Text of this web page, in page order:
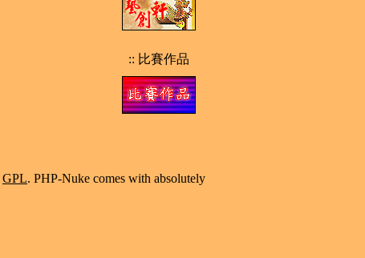
:: 比賽作品
GPL. PHP-Nuke comes with absolutely